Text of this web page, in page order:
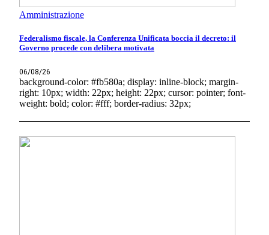
Amministrazione
Federalismo fiscale, la Conferenza Unificata boccia il decreto: il
Governo procede con delibera motivata
06/08/26
background-color: #fb580a; display: inline-block; margin-
right: 10px; width: 22px; height: 22px; cursor: pointer; font-
weight: bold; color: #fff; border-radius: 32px;